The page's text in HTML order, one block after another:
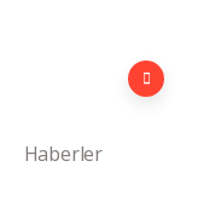
Haberler